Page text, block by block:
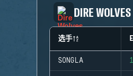
DIRE WOLVES
选手
SONGLA